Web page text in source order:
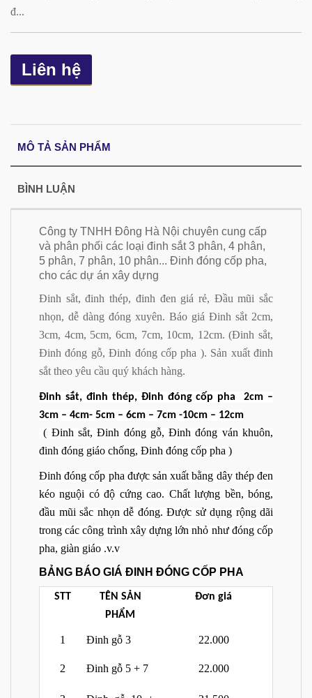
đ...
Liên hệ
MÔ TẢ SẢN PHẨM
BÌNH LUẬN
Công ty TNHH Đông Hà Nội chuyên cung cấp
và phân phối các loại đinh sắt 3 phân, 4 phân,
5 phân, 7 phân, 10 phân... Đinh đóng cốp pha,
cho các dự án xây dựng
Đinh sắt, đinh thép, đinh đen giá rẻ, Đầu mũi sắc
nhọn, dễ dàng đóng xuyên. Báo giá Đinh sắt 2cm,
3cm, 4cm, 5cm, 6cm, 7cm, 10cm, 12cm. (Đinh sắt,
Đinh đóng gỗ, Đinh đóng cốp pha ). Sản xuất đinh
sắt theo yêu cầu quý khách hàng.
Đinh sắt, đinh thép, Đinh đóng cốp pha 2cm –
3cm – 4cm- 5cm – 6cm – 7cm -10cm – 12cm
( Đinh sắt, Đinh đóng gỗ, Đinh đóng ván khuôn,
đinh đóng giáo chống, Đinh đóng cốp pha )
Đinh đóng cốp pha được sản xuất bằng dây thép đen
kéo nguội có độ cứng cao. Chất lượng bền, bóng,
đầu mũi sắc nhọn dễ đóng. Được sử dụng rộng dãi
trong các công trình xây dựng lớn nhỏ như đóng cốp
pha, giàn giáo .v.v
BẢNG BÁO GIÁ ĐINH ĐÓNG CỐP PHA
STT
TÊN SẢN
PHẨM
Đơn giá
1 Đinh gỗ 3 22.000
2 Đinh gỗ 5 + 7 22.000